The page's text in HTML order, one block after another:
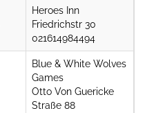
Heroes Inn
Friedrichstr 30
021614984494
Blue & White Wolves
Games
Otto Von Guericke
Straße 88